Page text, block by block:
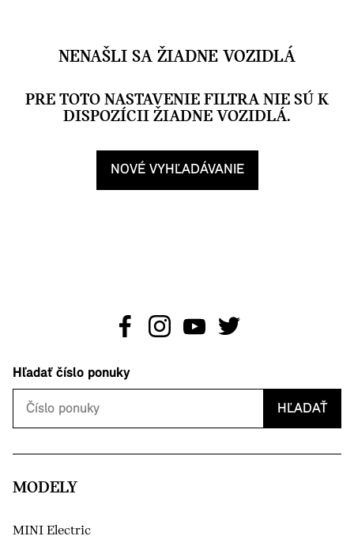
NENAŠLI SA ŽIADNE VOZIDLÁ
PRE TOTO NASTAVENIE FILTRA NIE SÚ K
DISPOZÍCII ŽIADNE VOZIDLÁ.
NOVÉ VYHĽADÁVANIE
Hľadať číslo ponuky
HĽADAŤ
MODELY
MINI Electric